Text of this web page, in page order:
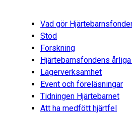
Vad gör
Stöd
Forskning
Hjärtebarnsfondens
Lägerverksamhet
Event och föreläsningar
Tidningen Hjärtebarnet
Att ha medfött hjärtfel